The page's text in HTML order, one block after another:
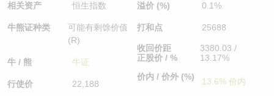
相关资产 恒生指数
牛熊证种类
可能有剩馀价值
(R)
牛 / 熊 牛证
行使价 22,188
溢价 (%) 0.1%
打和点 25688
收回价距
正股价 / %
3380.03 /
13.17%
价内 / 价外 (%)
13.6% 价内